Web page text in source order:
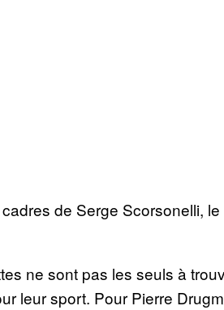
de Serge Scorsonelli,
ne sont pas les seuls à
leur sport. Pour Pierre